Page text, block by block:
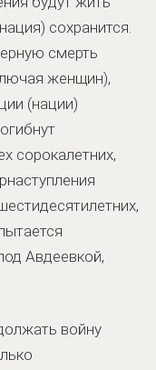
сохранится.
смерть
женщин),
(нации)
сорокалетних,
Авдеевкой,
войну